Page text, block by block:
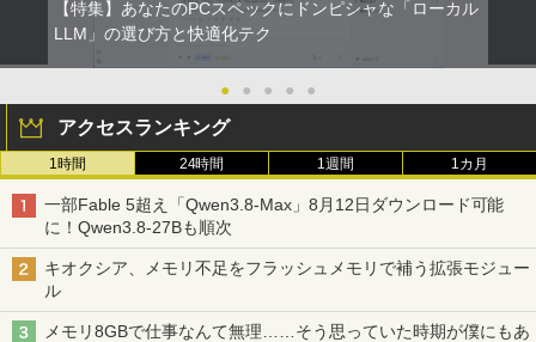
【特集】あなたのPCスペックにドンピシャな「ローカル
LLM」の選び方と快適化テク
● ● ● ● ●
アクセスランキング
1時間 24時間 1週間 1カ月
一部Fable 5超え「Qwen3.8-Max」8月12日ダウンロード可能
に！Qwen3.8-27Bも順次
キオクシア、メモリ不足をフラッシュメモリで補う拡張モジュー
ル
メモリ8GBで仕事なんて無理……そう思っていた時期が僕にもあ